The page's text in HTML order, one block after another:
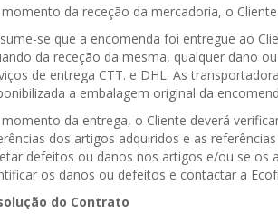
da receção da mercadoria, o
se que a encomenda foi entregue ao
da receção da mesma, qualquer dano
de entrega CTT. e DHL. As
a embalagem original da
da entrega, o Cliente deverá
dos artigos adquiridos e as
defeitos ou danos nos artigos e/ou se os
os danos ou defeitos e contactar a
do Contrato